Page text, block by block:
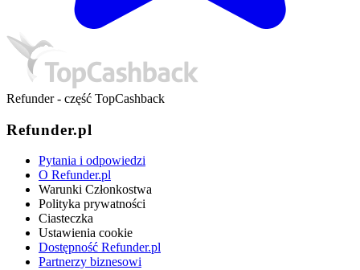
Refunder - część TopCashback
Refunder.pl
Pytania i odpowiedzi
O Refunder.pl
Warunki Członkostwa
Polityka prywatności
Ciasteczka
Ustawienia cookie
Dostępność Refunder.pl
Partnerzy biznesowi